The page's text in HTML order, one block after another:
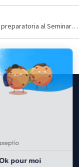
Giornata preparatoria al Seminario d’estate che si terrà a Lisbona Responsable: Associazione Lacaniana Internazionale In Italia.
Ok pour moi